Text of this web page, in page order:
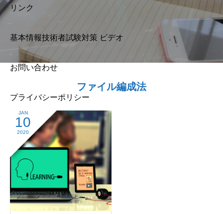
リンク
基本情報技術者試験対策 ビデオ
お問い合わせ
プライバシーポリシー
ファイル編成法
JAN
10
2020